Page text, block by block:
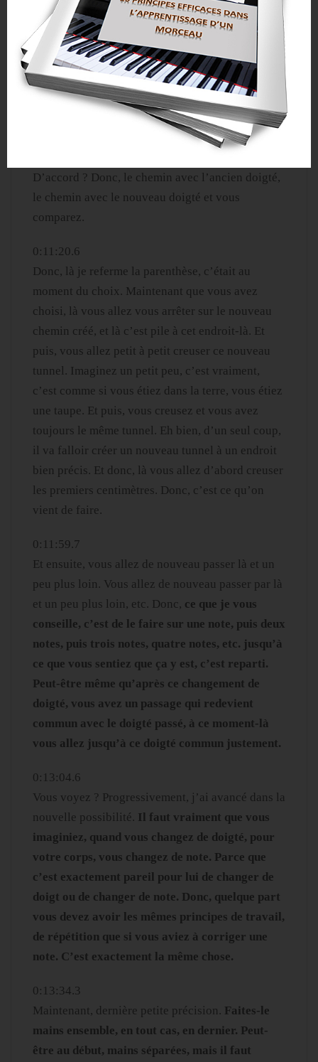
0:10:43.0
D’ailleurs, petite parenthèse. Quand vous
choisissez, vous pouvez tout à fait faire l’un ou
l’autre. Imaginez ça un petit peu comme un
embrayage, imaginez ça un petit peu comme des
rails de train où vous avez un rail qui part par là et
un rail qui part par là. Donc, vous allez faire le
D’accord ? Donc, le chemin avec l’ancien doigté,
le chemin avec le nouveau doigté et vous
comparez.
0:11:20.6
Donc, là je referme la parenthèse, c’était au
moment du choix. Maintenant que vous avez
choisi, là vous allez vous arrêter sur le nouveau
chemin créé, et là c’est pile à cet endroit-là. Et
puis, vous allez petit à petit creuser ce nouveau
tunnel. Imaginez un petit peu, c’est vraiment,
c’est comme si vous étiez dans la terre, vous étiez
une taupe. Et puis, vous creusez et vous avez
toujours le même tunnel. Eh bien, d’un seul coup,
il va falloir créer un nouveau tunnel à un endroit
bien précis. Et donc, là vous allez d’abord creuser
les premiers centimètres. Donc, c’est ce qu’on
vient de faire.
0:11:59.7
Et ensuite, vous allez de nouveau passer là et un
peu plus loin. Vous allez de nouveau passer par là
et un peu plus loin, etc. Donc, ce que je vous
conseille, c’est de le faire sur une note, puis deux
notes, puis trois notes, quatre notes, etc. jusqu’à
ce que vous sentiez que ça y est, c’est reparti.
Peut-être même qu’après ce changement de
doigté, vous avez un passage qui redevient
commun avec le doigté passé, à ce moment-là
vous allez jusqu’à ce doigté commun justement.
0:13:04.6
Vous voyez ? Progressivement, j’ai avancé dans la
nouvelle possibilité. Il faut vraiment que vous
imaginiez, quand vous changez de doigté, pour
votre corps, vous changez de note. Parce que
c’est exactement pareil pour lui de changer de
doigt ou de changer de note. Donc, quelque part
vous devez avoir les mêmes principes de travail,
de répétition que si vous aviez à corriger une
note. C’est exactement la même chose.
0:13:34.3
Maintenant, dernière petite précision. Faites-le
mains ensemble, en tout cas, en dernier. Peut-
être au début, mains séparées, mais il faut